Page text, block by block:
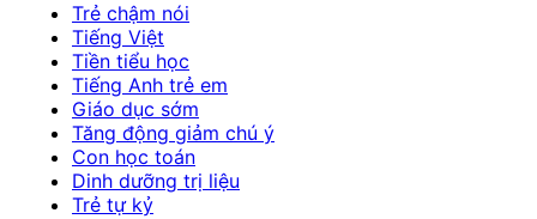
Trẻ chậm nói
Tiếng Việt
Tiền tiểu học
Tiếng Anh trẻ em
Giáo dục sớm
Tăng động giảm chú ý
Con học toán
Dinh dưỡng trị liệu
Trẻ tự kỷ